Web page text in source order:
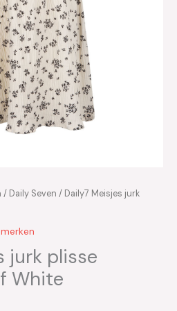
/ Daily Seven / Daily7 Meisjes jurk
jurk plisse
White